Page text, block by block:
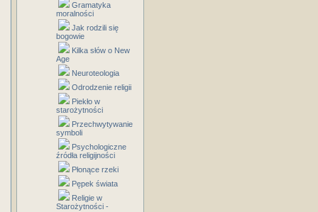
Gramatyka
moralności
Jak rodzili się
bogowie
Kilka słów o New
Age
Neuroteologia
Odrodzenie religii
Piekło w
starożytności
Przechwytywanie
symboli
Psychologiczne
źródła religijności
Płonące rzeki
Pępek świata
Religie w
Starożytności -